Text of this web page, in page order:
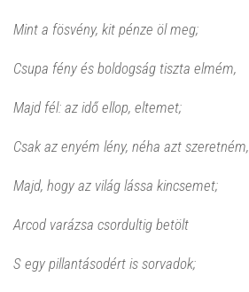
Mint a fösvény, kit pénze öl meg;
Csupa fény és boldogság tiszta elmém,
Majd fél: az idő ellop, eltemet;
Csak az enyém lény, néha azt szeretném,
Majd, hogy az világ lássa kincsemet;
Arcod varázsa csordultig betölt
S egy pillantásodért is sorvadok;